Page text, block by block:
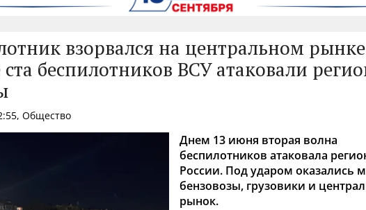
взорвался на центральном
беспилотников ВСУ атаковали
Общество
Днем 13 июня вторая волна
беспилотников атаковала
России. Под ударом оказались
бензовозы, грузовики и
рынок.